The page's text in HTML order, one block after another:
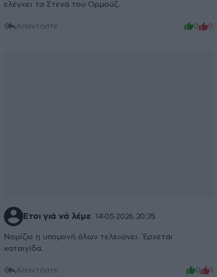
ελέγχει τα Στενά του Ορμούζ.
Απαντήστε 0 0
Έτσι γιά νά λέμε 14·05·2026 20:35
Νομίζω η υπομονή όλων τελειώνει. Έρχεται
καταιγίδα.
Απαντήστε 0 1